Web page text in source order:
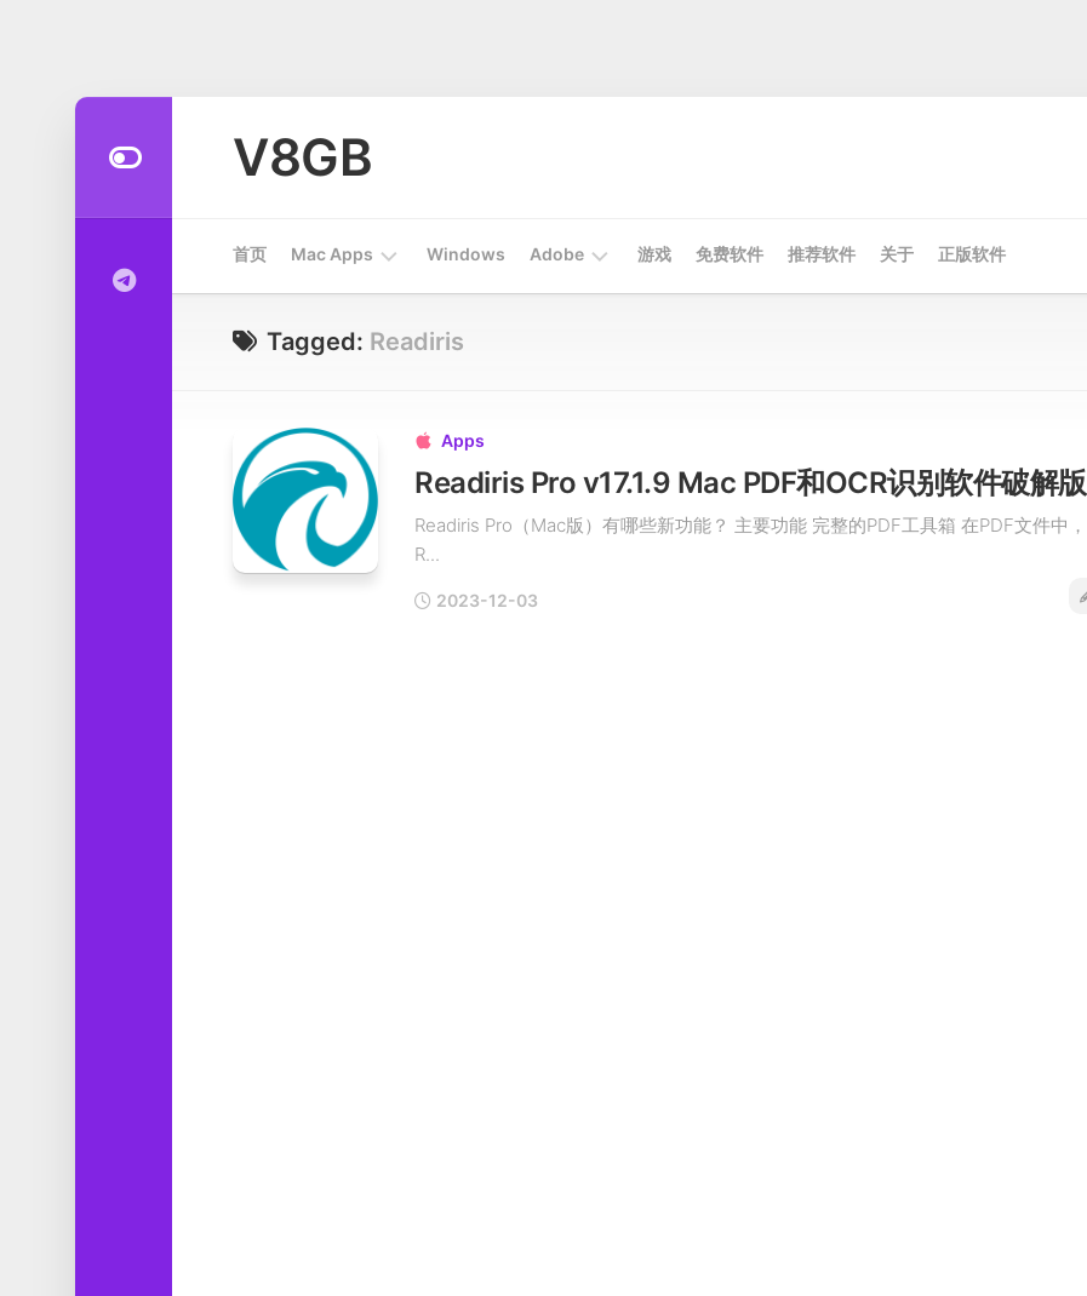
V8GB
首页 Mac Apps
Apps
工
具
系
统
工
具
Windows Adobe 游戏 免费软件 推荐软件 关于 正版软件
Tagged: Readiris
 Apps
Readiris Pro v17.1.9 Mac PDF和OCR识别软件破解版
Readiris Pro（Mac版）有哪些新功能？ 主要功能 完整的PDF工具箱 在PDF文件中，
R...
2023-12-03